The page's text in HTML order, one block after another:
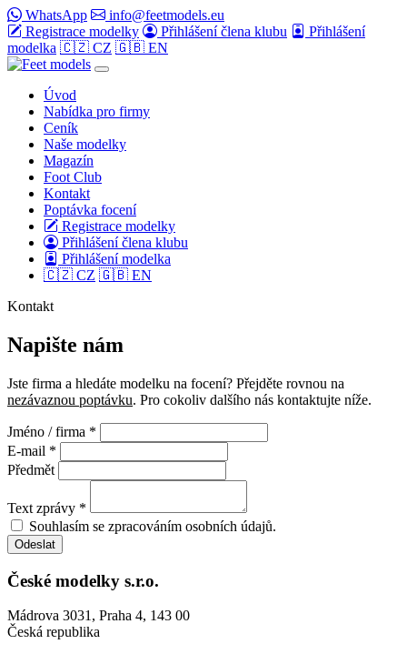
WhatsApp
info@feetmodels.eu
Registrace modelky
Přihlášení člena klubu
Přihlášení
modelka 🇨🇿 CZ 🇬🇧 EN
Úvod
Nabídka pro firmy
Ceník
Naše modelky
Magazín
Foot Club
Kontakt
Poptávka focení
Registrace modelky
Přihlášení člena klubu
Přihlášení modelka
🇨🇿 CZ 🇬🇧 EN
Kontakt
Napište nám
Jste firma a hledáte modelku na focení? Přejděte rovnou na
nezávaznou poptávku. Pro cokoliv dalšího nás kontaktujte níže.
Jméno / firma *
E-mail *
Předmět
Text zprávy *
Souhlasím se zpracováním osobních údajů.
Odeslat
České modelky s.r.o.
Mádrova 3031, Praha 4, 143 00
Česká republika